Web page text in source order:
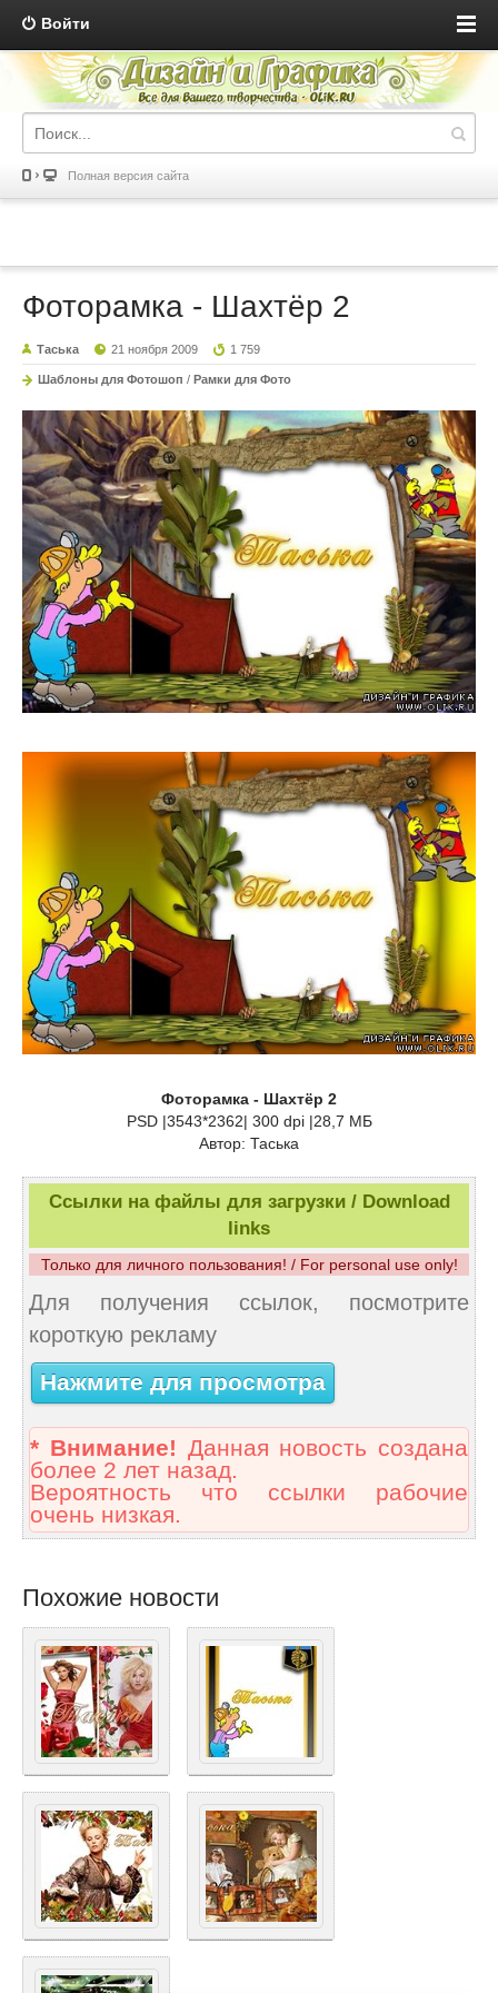
Войти
Полная версия сайта
Фоторамка - Шахтёр 2
Таська 21 ноября 2009 1 759
Шаблоны для Фотошоп / Рамки для Фото
Фоторамка - Шахтёр 2
PSD |3543*2362| 300 dpi |28,7 МБ
Автор: Таська
Ссылки на файлы для загрузки / Download
links
Только для личного пользования! / For personal use only!
Для получения ссылок, посмотрите
короткую рекламу
Нажмите для просмотра
* Внимание! Данная новость создана
более 2 лет назад.
Вероятность что ссылки рабочие
очень низкая.
Похожие новости